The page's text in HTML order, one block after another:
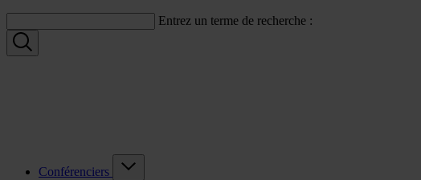
Entrez un terme de recherche :
Conférenciers